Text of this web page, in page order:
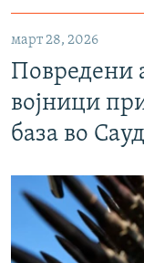
март 28, 2026
Повредени
војници
база во